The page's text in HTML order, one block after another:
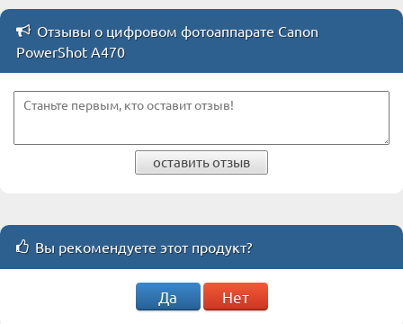
Отзывы о цифровом фотоаппарате Canon
PowerShot A470
оставить отзыв
Вы рекомендуете этот продукт?
Да Нет